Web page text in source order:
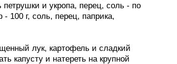
и укропа, перец, соль - по
100 г, соль, перец, паприка,
лук, картофель и сладкий
капусту и натереть на крупной